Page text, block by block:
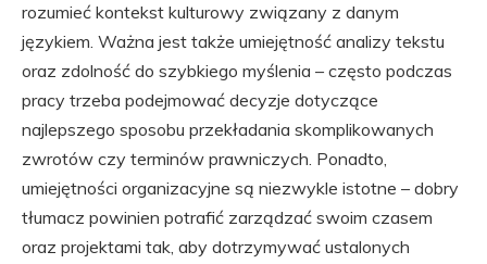
rozumieć kontekst kulturowy związany z danym
językiem. Ważna jest także umiejętność analizy tekstu
oraz zdolność do szybkiego myślenia – często podczas
pracy trzeba podejmować decyzje dotyczące
najlepszego sposobu przekładania skomplikowanych
zwrotów czy terminów prawniczych. Ponadto,
umiejętności organizacyjne są niezwykle istotne – dobry
tłumacz powinien potrafić zarządzać swoim czasem
oraz projektami tak, aby dotrzymywać ustalonych